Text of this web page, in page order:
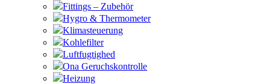
Fittings – Zubehör
Hygro & Thermometer
Klimasteuerung
Kohlefilter
Luftfugtighed
Ona Geruchskontrolle
Heizung